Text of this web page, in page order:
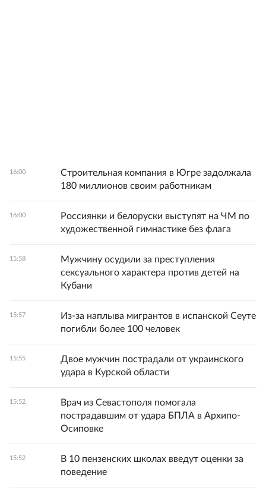
16:00
Строительная компания в Югре задолжала
180 миллионов своим работникам
16:00
Россиянки и белоруски выступят на ЧМ по
художественной гимнастике без флага
15:58
Мужчину осудили за преступления
сексуального характера против детей на
Кубани
15:57
Из-за наплыва мигрантов в испанской Сеуте
погибли более 100 человек
15:55
Двое мужчин пострадали от украинского
удара в Курской области
15:52
Врач из Севастополя помогала
пострадавшим от удара БПЛА в Архипо-
Осиповке
15:52
В 10 пензенских школах введут оценки за
поведение